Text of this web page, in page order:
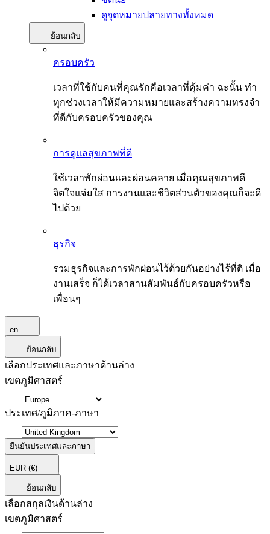
ดูจุดหมายปลายทางทั้งหมด
ย้อนกลับ
ครอบครัว
เวลาที่ใช้กับคนที่คุณรักคือเวลาที่คุ้มค่า ฉะนั้น ทำ
ทุกช่วงเวลาให้มีความหมายและสร้างความทรงจำ
ที่ดีกับครอบครัวของคุณ
การดูแลสุขภาพที่ดี
ใช้เวลาพักผ่อนและผ่อนคลาย เมื่อคุณสุขภาพดี
จิตใจแจ่มใส การงานและชีวิตส่วนตัวของคุณก็จะดี
ไปด้วย
ธุรกิจ
รวมธุรกิจและการพักผ่อนไว้ด้วยกันอย่างไร้ที่ติ เมื่อ
งานเสร็จ ก็ได้เวลาสานสัมพันธ์กับครอบครัวหรือ
เพื่อนๆ
en
ย้อนกลับ
เลือกประเทศและภาษาด้านล่าง
เขตภูมิศาสตร์
ประเทศ/ภูมิภาค-ภาษา
ยืนยันประเทศและภาษา
EUR (€)
ย้อนกลับ
เลือกสกุลเงินด้านล่าง
เขตภูมิศาสตร์